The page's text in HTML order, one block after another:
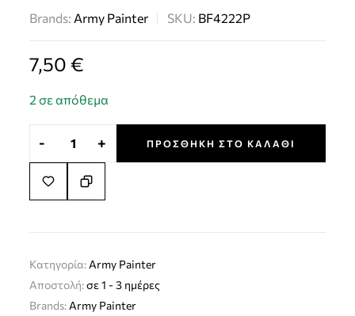
Brands: Army Painter SKU: BF4222P
7,50€
2 σε απόθεμα
- + ΠΡΟΣΘΉΚΗ ΣΤΟ ΚΑΛΆΘΙ
Κατηγορία: Army Painter
Αποστολή:σε 1 - 3 ημέρες
Brands: Army Painter